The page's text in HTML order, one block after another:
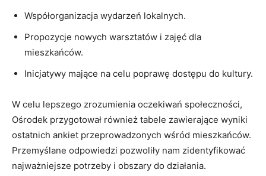
Współorganizacja wydarzeń lokalnych.
Propozycje nowych warsztatów i zajęć dla
mieszkańców.
Inicjatywy mające na celu poprawę dostępu do kultury.
W celu lepszego zrozumienia oczekiwań społeczności,
Ośrodek przygotował również tabele zawierające wyniki
ostatnich ankiet przeprowadzonych wśród mieszkańców.
Przemyślane odpowiedzi pozwoliły nam zidentyfikować
najważniejsze potrzeby i obszary do działania.